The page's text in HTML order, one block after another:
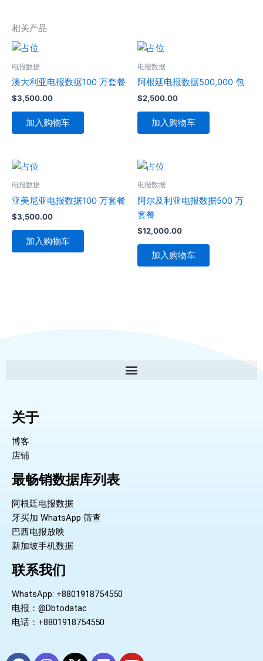
相关产品
电报数据
澳大利亚电报数据100 万套餐
$3,500.00
加入购物车
电报数据
阿根廷电报数据500,000 包
$2,500.00
加入购物车
电报数据
亚美尼亚电报数据100 万套餐
$3,500.00
加入购物车
电报数据
阿尔及利亚电报数据500 万
套餐
$12,000.00
加入购物车
关于
博客
店铺
最畅销数据库列表
阿根廷电报数据
牙买加 WhatsApp 筛查
巴西电报放映
新加坡手机数据
联系我们
WhatsApp: +8801918754550
电报：@Dbtodatac
电话：+8801918754550